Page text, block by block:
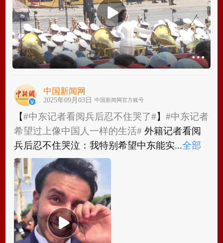
中国新闻网
2025年09月03日 中国新闻网官方账号
【#中东记者看阅兵后忍不住哭了#】#中东记者
希望过上像中国人一样的生活# 外籍记者看阅
兵后忍不住哭泣：我特别希望中东能实...全部
【#中东记者看阅兵后忍不住哭了#
希望过上像中国人一样的生活#
兵后忍不住哭泣：我特别希望中东能实现...
部